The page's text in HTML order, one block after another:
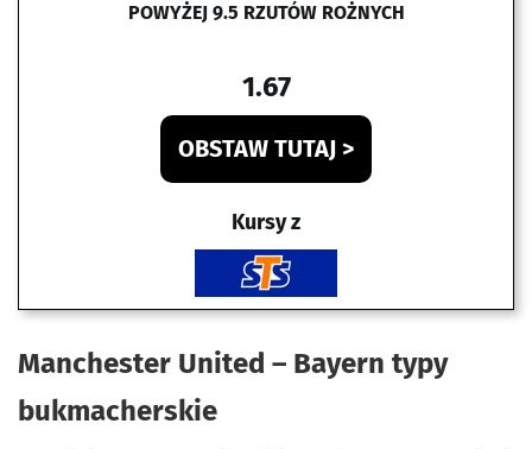
POWYŻEJ 9.5 RZUTÓW ROŻNYCH
1.67
OBSTAW TUTAJ >
Kursy z
Manchester United – Bayern typy
bukmacherskie